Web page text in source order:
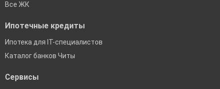
Все ЖК
Ипотечные кредиты
Ипотека для IT-специалистов
Каталог банков Читы
Сервисы